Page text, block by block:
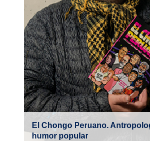
El Chongo Peruano.
humor popular
lo que hace nuestro docente y
Alex Huerta-Mercado en «El
Peruano. Antropología del humor
libro en el cual analiza
principales productos cómicos